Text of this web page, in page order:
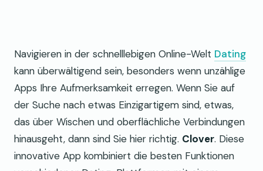
Navigieren in der schnelllebigen Online-Welt Dating
kann überwältigend sein, besonders wenn unzählige
Apps Ihre Aufmerksamkeit erregen. Wenn Sie auf
der Suche nach etwas Einzigartigem sind, etwas,
das über Wischen und oberflächliche Verbindungen
hinausgeht, dann sind Sie hier richtig. Clover. Diese
innovative App kombiniert die besten Funktionen